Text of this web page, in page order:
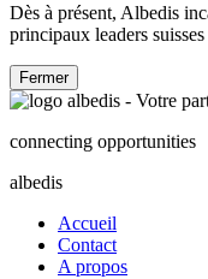
Dès à présent, Albedis
principaux leaders
Fermer
connecting opportunities
albedis
Accueil
Contact
A propos